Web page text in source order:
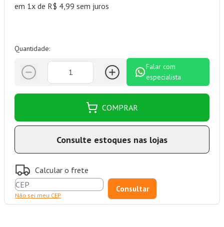
em 1x de R$ 4,99 sem juros
Quantidade:
Falar com
especialista
COMPRAR
Consulte estoques nas lojas
Calcular o frete
Não sei meu CEP